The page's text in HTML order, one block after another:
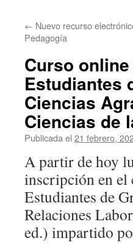
← Nuevo recurso
Pedagogía
Curso
Estudiantes
Ciencias
Ciencias de
Publicada el 21 febrero,
A partir de hoy
inscripción en el
Estudiantes de
Relaciones
ed.) impartido